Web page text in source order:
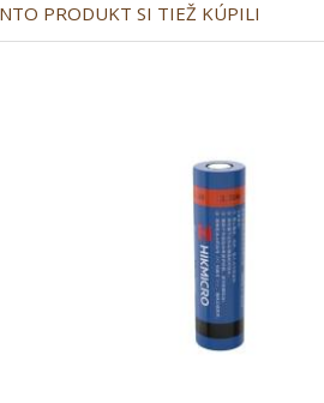
PRODUKT SI TIEŽ KÚPILI